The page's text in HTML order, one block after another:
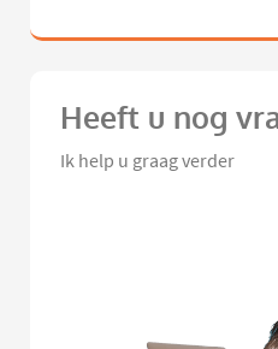
Heeft u nog
Ik help u graag verder